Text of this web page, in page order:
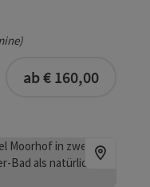
ab € 160,00